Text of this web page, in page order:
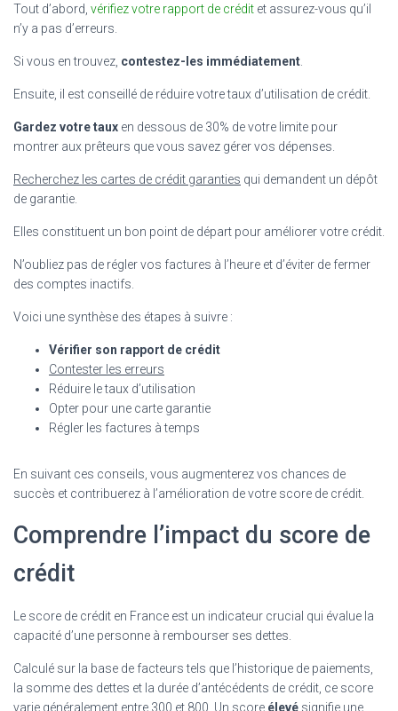
Tout d’abord, vérifiez votre rapport de crédit et assurez-vous qu’il
n’y a pas d’erreurs.
Si vous en trouvez, contestez-les immédiatement
Ensuite, il est conseillé de réduire votre taux d’utilisation de crédit.
Gardez votre taux en dessous de 30% de votre limite pour
montrer aux prêteurs que vous savez gérer vos dépenses.
Recherchez les cartes de crédit garanties qui demandent un dépôt
de garantie.
Elles constituent un bon point de départ pour améliorer votre crédit.
N’oubliez pas de régler vos factures à l’heure et d’éviter de fermer
des comptes inactifs.
Voici une synthèse des étapes à suivre :
Vérifier son rapport de crédit
Contester les erreurs
Réduire le taux d’utilisation
Opter pour une carte garantie
Régler les factures à temps
En suivant ces conseils, vous augmenterez vos chances de
succès et contribuerez à l’amélioration de votre score de crédit.
Comprendre l’impact du score de
crédit
Le score de crédit en France est un indicateur crucial qui évalue la
capacité d’une personne à rembourser ses dettes.
Calculé sur la base de facteurs tels que l’historique de paiements,
la somme des dettes et la durée d’antécédents de crédit, ce score
varie généralement entre 300 et 800. Un score élevé signifie une